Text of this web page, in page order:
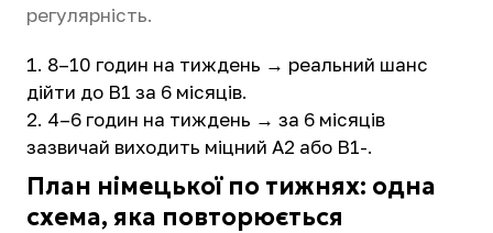
регулярність.
8–10 годин на тиждень → реальний шанс
дійти до B1 за 6 місяців.
4–6 годин на тиждень → за 6 місяців
зазвичай виходить міцний A2 або B1-.
План німецької по тижнях: одна
схема, яка повторюється